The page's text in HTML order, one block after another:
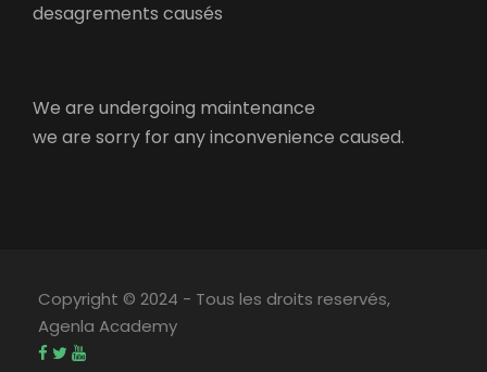
desagrements causés
We are undergoing maintenance
we are sorry for any inconvenience caused.
Copyright © 2024 - Tous les droits reservés,
Agenla Academy